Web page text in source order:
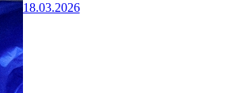
18.03.2026